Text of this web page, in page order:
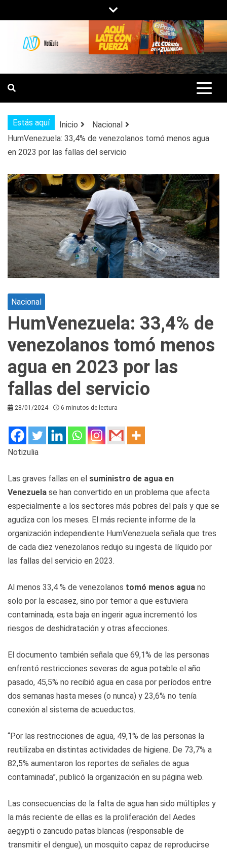
al
contenido
NOTIZULIA
NOTICIAS DEL ZULIA, VENEZUELA Y
DE INTERÉS GENERAL.
Estás aquí Inicio
Nacional
HumVenezuela: 33,4% de venezolanos tomó menos agua
en 2023 por las fallas del servicio
Nacional
HumVenezuela: 33,4% de
venezolanos tomó menos
agua en 2023 por las
fallas del servicio
28/01/2024 6 minutos de lectura
Notizulia
Las graves fallas en el suministro de agua en
Venezuela se han convertido en un problema que afecta
especialmente a los sectores más pobres del país y que se
agudiza con los meses. El más reciente informe de la
organización independiente HumVenezuela señala que tres
de cada diez venezolanos redujo su ingesta de líquido por
las fallas del servicio en 2023.
Al menos 33,4 % de venezolanos tomó menos agua no
solo por la escasez, sino por temor a que estuviera
contaminada; esta baja en ingerir agua incrementó los
riesgos de deshidratación y otras afecciones.
El documento también señala que 69,1% de las personas
enfrentó restricciones severas de agua potable el año
pasado, 45,5% no recibió agua en casa por períodos entre
dos semanas hasta meses (o nunca) y 23,6% no tenía
conexión al sistema de acueductos.
“Por las restricciones de agua, 49,1% de las personas la
reutilizaba en distintas actividades de higiene. De 73,7% a
82,5% aumentaron los reportes de señales de agua
contaminada”, publicó la organización en su página web.
Las consecuencias de la falta de agua han sido múltiples y
la más reciente de ellas es la proliferación del Aedes
aegypti o zancudo patas blancas (responsable de
transmitir el dengue), un mosquito capaz de reproducirse